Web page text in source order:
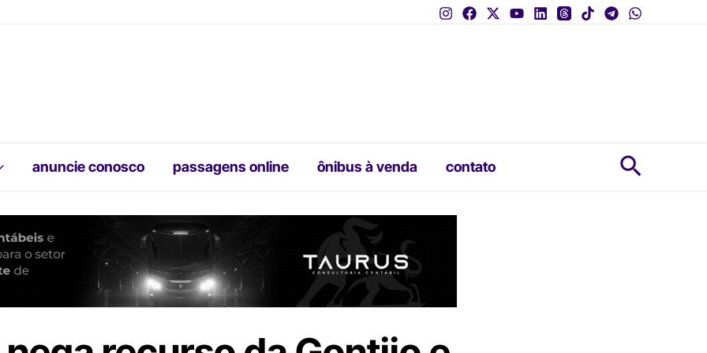
anuncie conosco passagens online ônibus à venda contato